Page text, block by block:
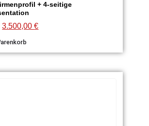
+ 4-seitige
3.500,00€